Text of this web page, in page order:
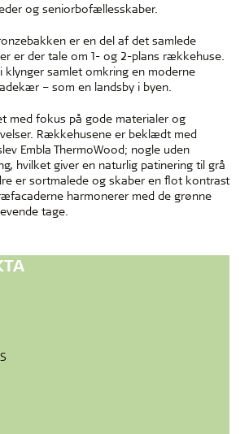
og seniorbofællesskaber.
er en del af det samlede
er der tale om 1- og 2-plans rækkehuse.
klynger samlet omkring en moderne
– som en landsby i byen.
med fokus på gode materialer og
Rækkehusene er beklædt med
Embla ThermoWood; nogle uden
hvilket giver en naturlig patinering til grå
er sortmalede og skaber en flot kontrast
harmonerer med de grønne
tage.